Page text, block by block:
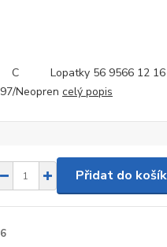
56 9566 12 16
Neopren celý popis
Přidat do